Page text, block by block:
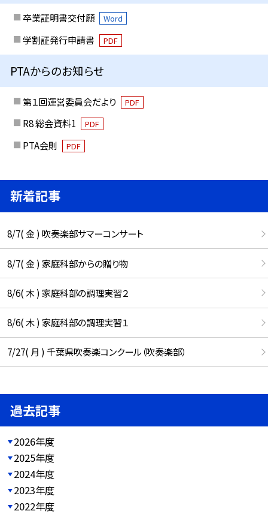
卒業証明書交付願 Word
学割証発行申請書 PDF
PTAからのお知らせ
第１回運営委員会だより PDF
R8 総会資料1 PDF
PTA会則 PDF
新着記事
8/7( 金 ) 吹奏楽部サマーコンサート
8/7( 金 ) 家庭科部からの贈り物
8/6( 木 ) 家庭科部の調理実習２
8/6( 木 ) 家庭科部の調理実習１
7/27( 月 ) 千葉県吹奏楽コンクール（吹奏楽部）
過去記事
2026年度
2025年度
2024年度
2023年度
2022年度